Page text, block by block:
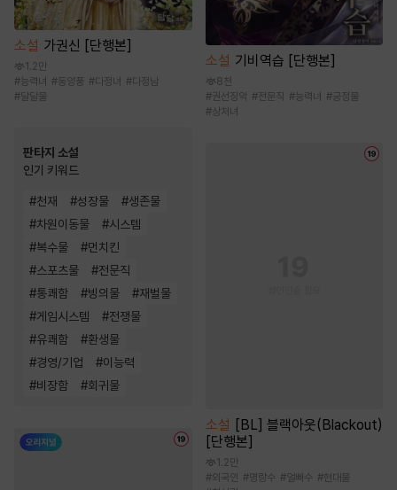
소설 가권신 [단행본]
1.2만
#능력녀 #동양풍 #다정녀 #다정남
#달달물
판타지 소설
인기 키워드
#천재 #성장물 #생존물
#차원이동물 #시스템
#복수물 #먼치킨
#스포츠물 #전문직
#통쾌함 #빙의물 #재벌물
#게임시스템 #전쟁물
#유쾌함 #환생물
#경영/기업 #이능력
#비장함 #회귀물
소설 기비역습 [단행본]
8천
#권선징악 #전문직 #능력녀 #궁정물
#상처녀
소설 [BL] 블랙아웃(Blackout)
[단행본]
1.2만
#외국인 #명랑수 #얼빠수 #현대물